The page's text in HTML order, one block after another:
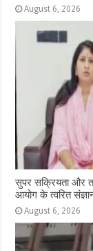
August 6, 2026
सुपर सक्रियता और
आयोग के त्वरित
August 6, 2026